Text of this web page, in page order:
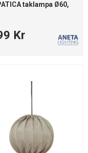
taklampa Ø60,
Kr